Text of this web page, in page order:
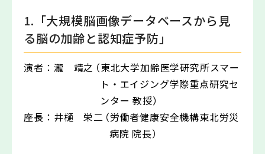
1.「大規模脳画像データベースから見
る脳の加齢と認知症予防」
演者： 瀧 靖之（東北大学加齢医学研究所スマー
ト・エイジング学際重点研究セ
ンター 教授）
座長： 井樋 栄二（労働者健康安全機構東北労災
病院 院長）